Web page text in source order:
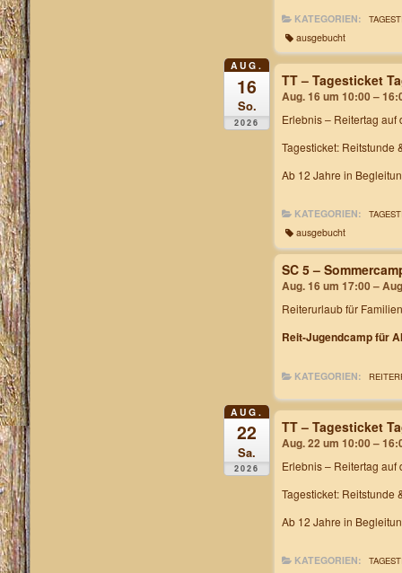
KATEGORIEN:
ausgebucht
AUG.
16
So.
2026
TT – Tagesticket
Aug. 16 um 10:00 –
Erlebnis – Reitertag auf
Tagesticket: Reitstunde
Ab 12 Jahre in
KATEGORIEN:
ausgebucht
SC 5 –
Aug. 16 um 17:00 –
Reiterurlaub für Familien
Reit-Jugendcamp für
KATEGORIEN:
AUG.
22
Sa.
2026
TT – Tagesticket
Aug. 22 um 10:00 –
Erlebnis – Reitertag auf
Tagesticket: Reitstunde
Ab 12 Jahre in
KATEGORIEN: